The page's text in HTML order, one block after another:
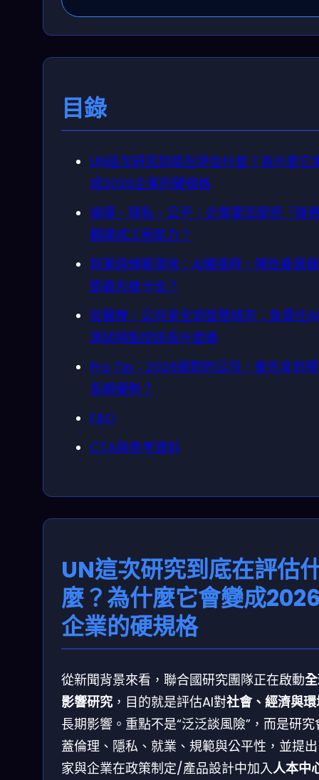
目錄
UN這次研究到底在評估什麼？為什麼它
成2026企業的硬規格
倫理、隱私、公平：企業要怎麼把「道
翻譯成工程能力？
就業與規範落地：AI擴張時，哪些產業
節最先被卡住？
從醫療、公共安全到智慧城市：負責任
測試與監控該長什麼樣
Pro Tip：2026做對的公司，會先拿到
長期優勢？
FAQ
CTA與參考資料
UN這次研究到底在評估
麼？為什麼它會變成
企業的硬規格
從新聞背景來看，聯合國研究團隊正在啟動
影響研究 ，目的就是評估AI對社會、經濟與
長期影響。重點不是“泛泛談風險”，而是研究
蓋倫理、隱私、就業、規範與公平性，並提
家與企業在政策制定/產品設計中加入人本中